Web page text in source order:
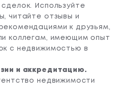
Используйте
читайте отзывы и
к друзьям,
коллегам, имеющим опыт
с недвижимостью в
и аккредитацию.
недвижимости